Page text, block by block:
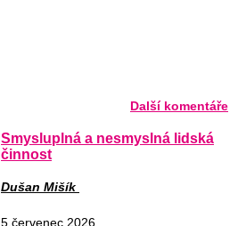
Další komentáře
Smysluplná a nesmyslná lidská
činnost
Dušan Mišík
5.červenec 2026